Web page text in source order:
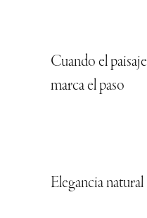
Cuando el paisaje
marca el paso
Elegancia natural